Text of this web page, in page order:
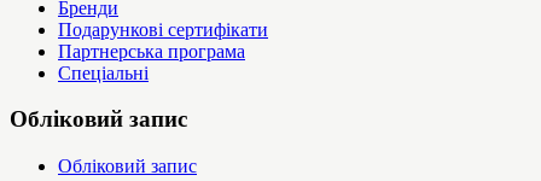
Бренди
Подарункові сертифікати
Партнерська програма
Спеціальні
Обліковий запис
Обліковий запис